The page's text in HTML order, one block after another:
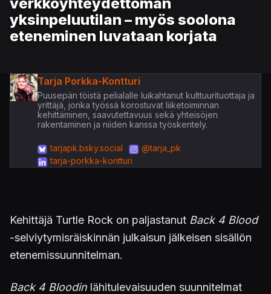
yksinpeluutilan – myös soolona
eteneminen luvataan korjata
Tarja Porkka-Kontturi
Puusepän töistä pelialalle luikahtanut kulttuurituottaja ja
yrittäjä, jonka työssä korostuvat liiketoiminnan
kehittäminen, saavutettavuus sekä yhteisöjen
rakentaminen ja niiden kanssa työskentely.
tarjapk.bsky.social
@tarja_pk
tarja-porkka-kontturi
Kehittäjä Turtle Rock on paljastanut Back 4 Blood
-selviytymisräiskinnän julkaisun jälkeisen sisällön
etenemissuunnitelman.
Back 4 Bloodin lähitulevaisuuden suunnitelmat